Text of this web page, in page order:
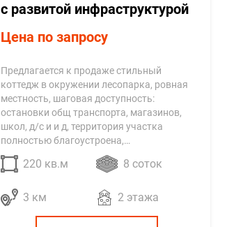
с развитой инфраструктурой
Цена по запросу
Предлагается к продаже стильный
коттедж в окружении лесопарка, ровная
местность, шаговая доступность:
остановки общ транспорта, магазинов,
школ, д/с и и д, территория участка
полностью благоустроена,…
220 кв.м 8 соток
3 км 2 этажа